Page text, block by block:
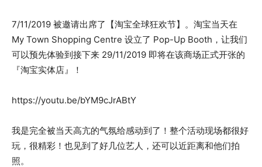
7/11/2019 被邀请出席了【淘宝全球狂欢节】。淘宝当天在
My Town Shopping Centre 设立了 Pop-Up Booth，让我们
可以预先体验到接下来 29/11/2019 即将在该商场正式开张的
『淘宝实体店』！
https://youtu.be/bYM9cJrABtY
我是完全被当天高亢的气氛给感动到了！整个活动现场都很好
玩，很精彩！也见到了好几位艺人，还可以近距离和他们拍
照。